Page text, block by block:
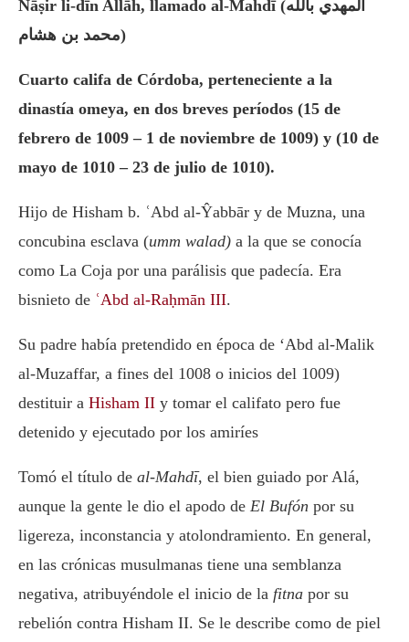
Nāṣir li-dīn Allāh, llamado al-Mahdī (المهدي بالله
محمد بن هشام)
Cuarto califa de Córdoba, perteneciente a la
dinastía omeya, en dos breves períodos (15 de
febrero de 1009 – 1 de noviembre de 1009) y (10 de
mayo de 1010 – 23 de julio de 1010).
Hijo de Hisham b. ʿAbd al-Ŷabbār y de Muzna, una
concubina esclava (umm walad) a la que se conocía
como La Coja por una parálisis que padecía. Era
bisnieto de ʿAbd al-Raḥmān III.
Su padre había pretendido en época de ‘Abd al-Malik
al-Muzaffar, a fines del 1008 o inicios del 1009)
destituir a Hisham II y tomar el califato pero fue
detenido y ejecutado por los amiríes
Tomó el título de al-Mahdī, el bien guiado por Alá,
aunque la gente le dio el apodo de El Bufón por su
ligereza, inconstancia y atolondramiento. En general,
en las crónicas musulmanas tiene una semblanza
negativa, atribuyéndole el inicio de la fitna por su
rebelión contra Hisham II. Se le describe como de piel